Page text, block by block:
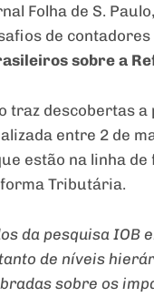
Folha de S.
de
sobre a
traz descobertas
entre 2 de
estão na linha
Tributária.
da pesquisa
de níveis
sobre os